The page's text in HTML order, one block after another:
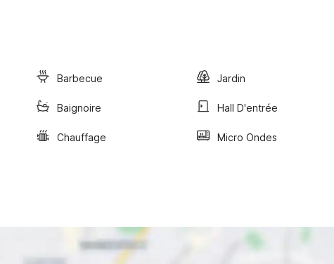
Barbecue Jardin
Baignoire Hall D'entrée
Chauffage Micro Ondes